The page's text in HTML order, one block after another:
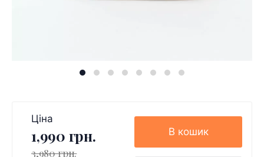
Ціна
1,990 грн.
3,980 грн.
В кошик